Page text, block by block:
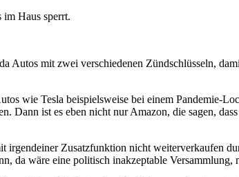
im Haus sperrt.
Autos mit zwei verschiedenen Zündschlüsseln,
wie Tesla beispielsweise bei einem Pandemie-
ist es eben nicht nur Amazon, die sagen,
Zusatzfunktion nicht weiterverkaufen
da wäre eine politisch inakzeptable